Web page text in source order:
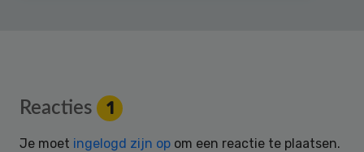
Reader
Interactions
Reacties 1
Je moet ingelogd zijn op om een reactie te plaatsen.